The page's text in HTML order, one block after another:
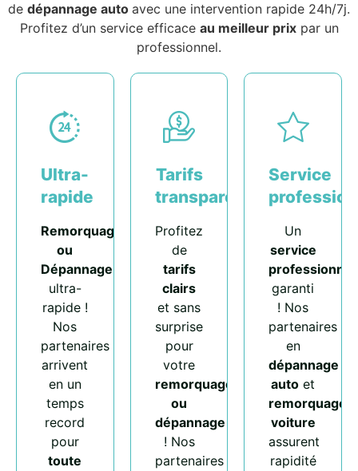
de dépannage auto avec une intervention rapide 24h/7j.
Profitez d’un service efficace au meilleur prixpar un
professionnel.
Ultra-
rapide
Remorquage
ou
Dépannage
ultra-
rapide !
Nos
partenaires
arrivent
en un
temps
record
pour
toute
Tarifs
transparents
Profitez
de
tarifs
clairs
et sans
surprise
pour
votre
remorquage
ou
dépannage
! Nos
partenaires
Service
Un
service
professionnel
garanti
! Nos
partenaires
en
dépannage
auto et
remorquage
voiture
assurent
rapidité